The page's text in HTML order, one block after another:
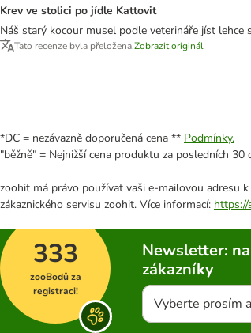
Krev ve stolici po jídle Kattovit
Náš starý kocour musel podle veterináře jíst
Tato recenze byla přeložena.Zobrazit originál
*DC = nezávazně doporučená cena ** Podmínky.
"běžně" = Nejnižší cena produktu za posledních 30
zoohit má právo používat vaši e-mailovou adresu
zákaznického servisu zoohit. Více informací: https://
333
zooBodů za
registraci!
Newsletter:
zákazníky
Vyberte prosím